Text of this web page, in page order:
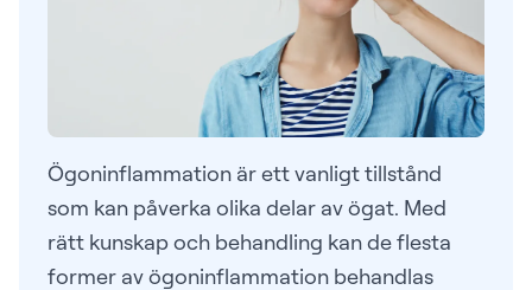
Ögoninflammation är ett vanligt tillstånd
som kan påverka olika delar av ögat. Med
rätt kunskap och behandling kan de flesta
former av ögoninflammation behandlas